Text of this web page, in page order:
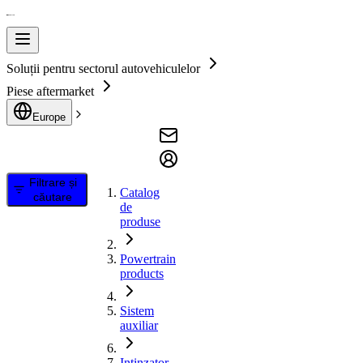
Soluții pentru sectorul autovehiculelor
Piese aftermarket
Europe
Filtrare și
căutare
Catalog
de
produse
Powertrain
products
Sistem
auxiliar